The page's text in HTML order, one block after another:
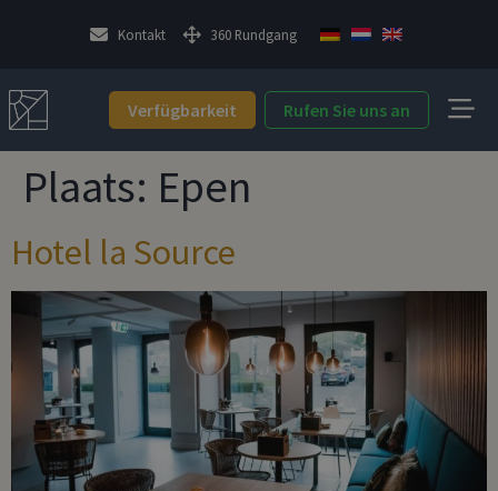
Kontakt 360 Rundgang
Verfügbarkeit Rufen Sie uns an
Plaats: Epen
Hotel la Source